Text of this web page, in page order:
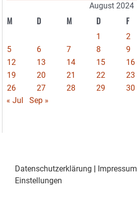
August 2024
M D M D F
1 2
5
6 7 8 9
12
13 14 15 16
19
20 21 22 23
26
27 28 29 30
« Jul
Sep »
Datenschutzerklärung | Impressum
Einstellungen